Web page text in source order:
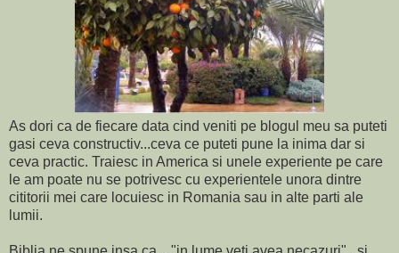
As dori ca de fiecare data cind veniti pe blogul meu sa puteti
gasi ceva constructiv...ceva ce puteti pune la inima dar si
ceva practic. Traiesc in America si unele experiente pe care
le am poate nu se potrivesc cu experientele unora dintre
cititorii mei care locuiesc in Romania sau in alte parti ale
lumii.